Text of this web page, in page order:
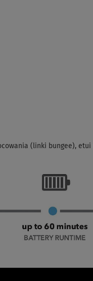
(linki bungee),